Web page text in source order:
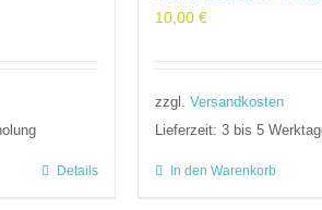
Details
10,00€
zzgl.Versandkosten
Lieferzeit:3 bis 5
In den Warenkorb